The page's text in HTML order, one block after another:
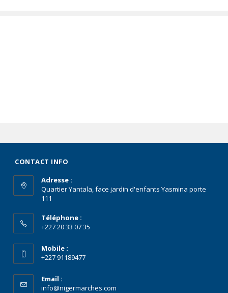
CONTACT INFO
Adresse :
Quartier Yantala, face jardin d'enfants Yasmina porte
111
Téléphone :
+227 20 33 07 35
Mobile :
+227 91189477
Email :
info@nigermarches.com